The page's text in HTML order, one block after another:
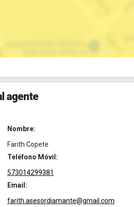
agente
Nombre:
Farith Copete
Teléfono Móvil:
573014299381
Email:
farith.asesordiamante@gmail.com